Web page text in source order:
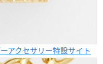
アクセサリー特設サイト